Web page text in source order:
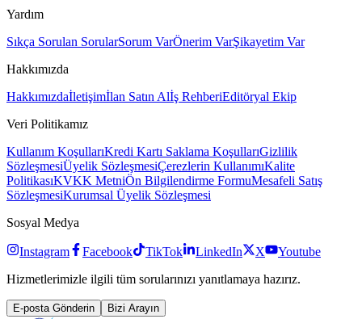
Yardım
Sıkça Sorulan SorularSorum VarÖnerim VarŞikayetim Var
Hakkımızda
Hakkımızdaİletişimİlan Satın Alİş RehberiEditöryal Ekip
Veri Politikamız
Kullanım KoşullarıKredi Kartı Saklama KoşullarıGizlilik
SözleşmesiÜyelik SözleşmesiÇerezlerin KullanımıKalite
PolitikasıKVKK MetniÖn Bilgilendirme FormuMesafeli Satış
SözleşmesiKurumsal Üyelik Sözleşmesi
Sosyal Medya
Instagram Facebook TikTok LinkedIn X
Youtube
Hizmetlerimizle ilgili tüm sorularınızı yanıtlamaya hazırız.
E-posta Gönderin Bizi Arayın